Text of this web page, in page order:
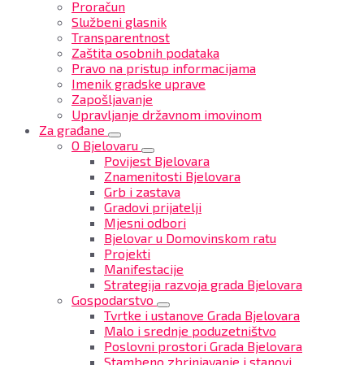
Proračun
Službeni glasnik
Transparentnost
Zaštita osobnih podataka
Pravo na pristup informacijama
Imenik gradske uprave
Zapošljavanje
Upravljanje državnom imovinom
Za građane
O Bjelovaru
Povijest Bjelovara
Znamenitosti Bjelovara
Grb i zastava
Gradovi prijatelji
Mjesni odbori
Bjelovar u Domovinskom ratu
Projekti
Manifestacije
Strategija razvoja grada Bjelovara
Gospodarstvo
Tvrtke i ustanove Grada Bjelovara
Malo i srednje poduzetništvo
Poslovni prostori Grada Bjelovara
Stambeno zbrinjavanje i stanovi